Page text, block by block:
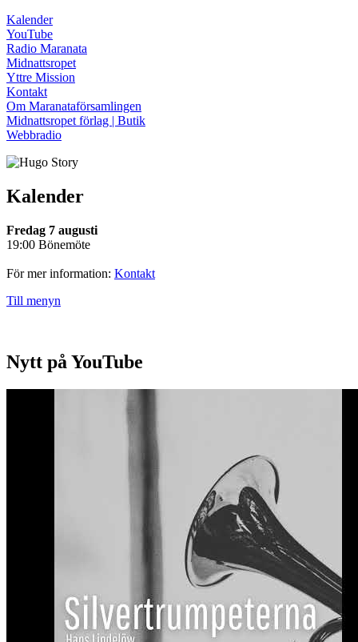
Kalender
YouTube
Radio Maranata
Midnattsropet
Yttre Mission
Kontakt
Om Maranataförsamlingen
Midnattsropet förlag | Butik
Webbradio
Kalender
Fredag 7 augusti
19:00 Bönemöte
För mer information: Kontakt
Till menyn
Nytt på YouTube